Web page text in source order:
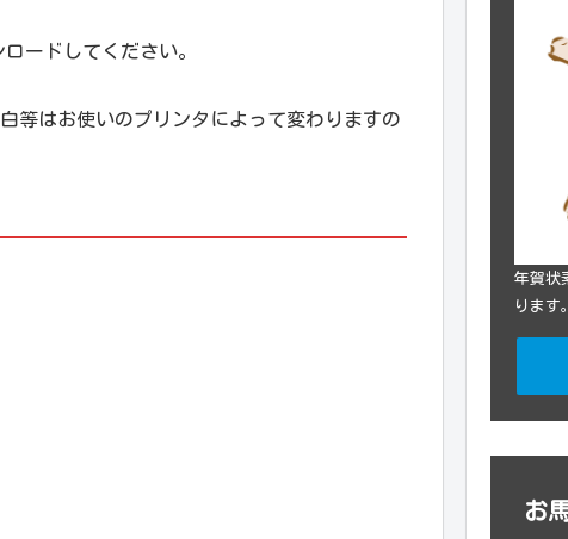
ードしてください。
等はお使いのプリンタによって変わりますの
年賀状
ります。
お